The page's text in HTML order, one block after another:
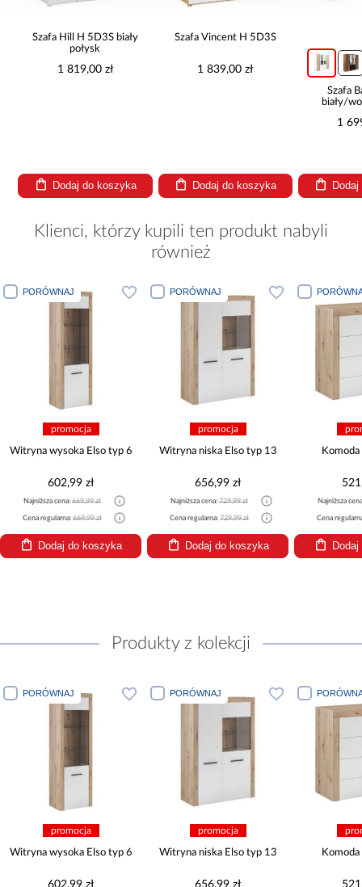
Szafa Hill H 5D3S biały
połysk
1 819,00 zł
Dodaj do koszyka
Szafa Vincent H 5D3S
1 839,00 zł
Dodaj do koszyka
Szafa
biały/
1
Klienci, którzy kupili ten produkt nabyli
również
PORÓWNAJ
promocja
Witryna wysoka Elso typ 6
602,99 zł
Najniższa cena: 669,99 zł
Cena regularna: 669,99 zł
Dodaj do koszyka
PORÓWNAJ
promocja
Witryna niska Elso typ 13
656,99 zł
Najniższa cena: 729,99 zł
Cena regularna: 729,99 zł
Dodaj do koszyka
Najniższa
Cena
Produkty z kolekcji
PORÓWNAJ
promocja
Witryna wysoka Elso typ 6
602,99 zł
PORÓWNAJ
promocja
Witryna niska Elso typ 13
656,99 zł